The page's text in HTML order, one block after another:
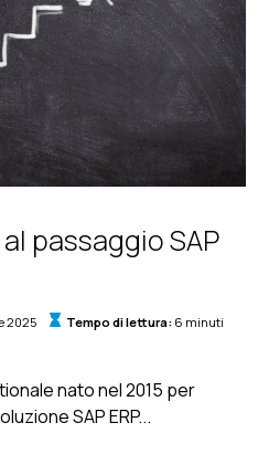
passaggio SAP
2025 Tempo di lettura:6 minuti
nato nel 2015 per
SAP ERP...